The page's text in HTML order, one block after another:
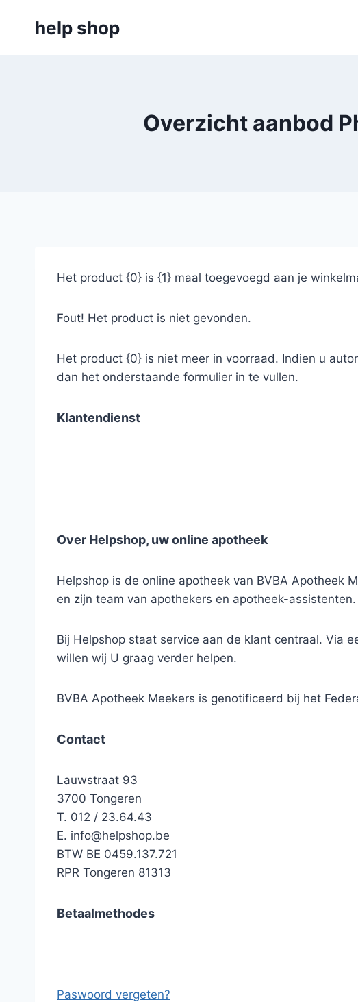
help shop
Overzicht aanbod
Het product {0} is {1} maal toegevoegd aan je
Fout! Het product is niet gevonden.
Het product {0} is niet meer in voorraad. Indien u
dan het onderstaande formulier in te vullen.
Klantendienst
Over Helpshop, uw online apotheek
Helpshop is de online apotheek van BVBA Apotheek
en zijn team van apothekers en apotheek-assistenten.
Bij Helpshop staat service aan de klant centraal. Via
willen wij U graag verder helpen.
BVBA Apotheek Meekers is genotificeerd bij het
Contact
Lauwstraat 93
3700 Tongeren
T. 012 / 23.64.43
E. info@helpshop.be
BTW BE 0459.137.721
RPR Tongeren 81313
Betaalmethodes
Paswoord vergeten?